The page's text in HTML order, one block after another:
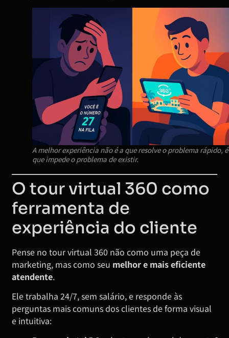
A melhor experiência não é a que resolve o problema rápido,
que impede o problema de existir.
O tour virtual 360 como
ferramenta de
experiência do cliente
Pense no tour virtual 360 não como uma peça de
marketing, mas como seu melhor e mais eficiente
atendente.
Ele trabalha 24/7, sem salário, e responde às
perguntas mais comuns dos clientes de forma visual
e intuitiva: